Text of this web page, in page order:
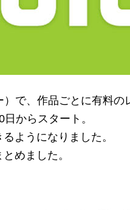
で、作品ごとに有料の
からスタート。
ようになりました。
めました。